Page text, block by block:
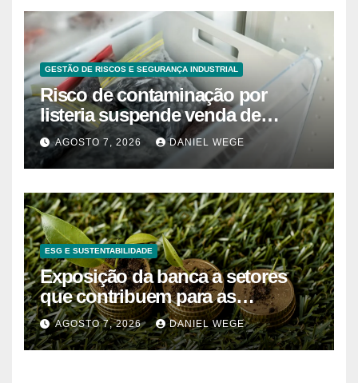
GESTÃO DE RISCOS E SEGURANÇA INDUSTRIAL
Risco de contaminação por
listeria suspende venda de
mirtilos em fábricas da América
do Norte – Mix Vale
AGOSTO 7, 2026 DANIEL WEGE
ESG E SUSTENTABILIDADE
Exposição da banca a setores
que contribuem para as
alterações climáticas mantém-se
nos 62%
AGOSTO 7, 2026 DANIEL WEGE